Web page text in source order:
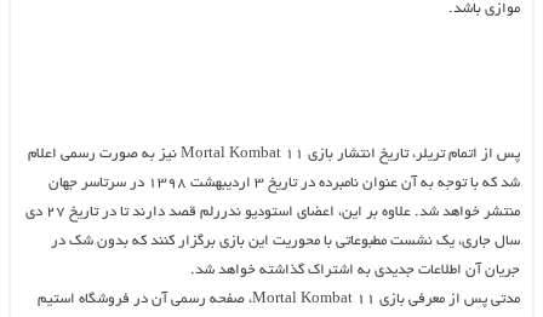
موازی باشد.
پس از اتمام تریلر، تاریخ انتشار بازی Mortal Kombat 11 نیز به صورت رسمی اعلام
شد که با توجه به آن عنوان نامبرده در تاریخ ۳ اردیبهشت ۱۳۹۸ در سرتاسر جهان
منتشر خواهد شد. علاوه بر این، اعضای استودیو ندررلم قصد دارند تا در تاریخ ۲۷ دی
سال جاری، یک نشست مطبوعاتی با محوریت این بازی برگزار کنند که بدون شک در
جریان آن اطلاعات جدیدی به اشتراک گذاشته خواهد شد.
مدتی پس از معرفی بازی Mortal Kombat 11، صفحه رسمی آن در فروشگاه استیم